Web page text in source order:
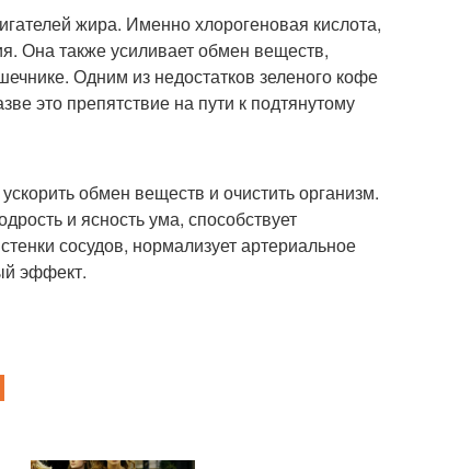
жира. Именно хлорогеновая кислота,
Она также усиливает обмен веществ,
Одним из недостатков зеленого кофе
это препятствие на пути к подтянутому
обмен веществ и очистить организм.
и ясность ума, способствует
сосудов, нормализует артериальное
эффект.